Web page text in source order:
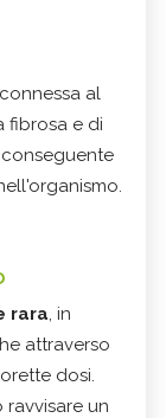
al
fibrosa e di
rara, in
attraverso
dosi.
ravvisare un